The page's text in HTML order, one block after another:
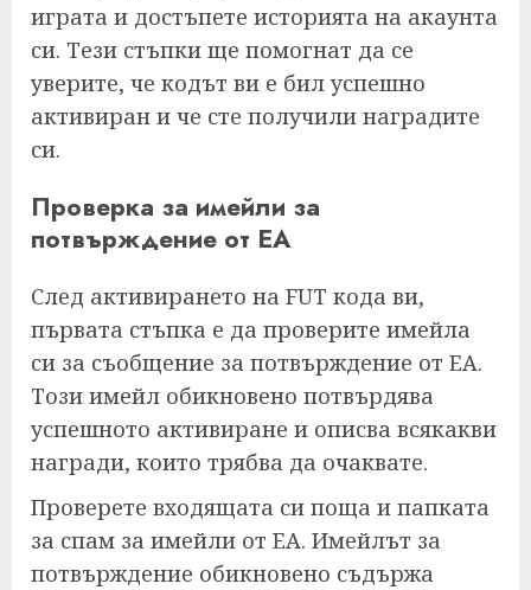
играта и достъпете историята на акаунта
си. Тези стъпки ще помогнат да се
уверите, че кодът ви е бил успешно
активиран и че сте получили наградите
си.
Проверка за имейли за
потвърждение от EA
След активирането на FUT кода ви,
първата стъпка е да проверите имейла
си за съобщение за потвърждение от EA.
Този имейл обикновено потвърдява
успешното активиране и описва всякакви
награди, които трябва да очаквате.
Проверете входящата си поща и папката
за спам за имейли от EA. Имейлът за
потвърждение обикновено съдържа